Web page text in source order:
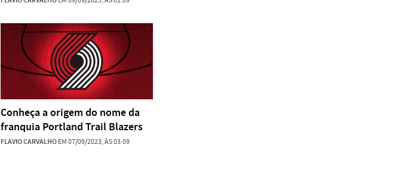
Conheça a origem do nome da
franquia Portland Trail Blazers
FLAVIO CARVALHOEM 07/09/2023, ÀS 03:09